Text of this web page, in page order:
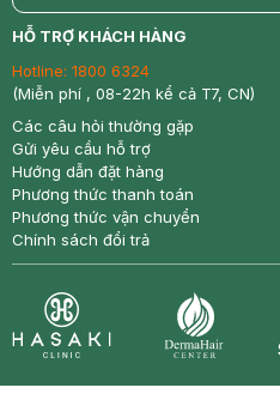
return nowfree
HỖ TRỢ KHÁCH HÀNG
Hotline: 1800 6324
(Miễn phí , 08-22h kể cả T7, CN)
Các câu hỏi thường gặp
Gửi yêu cầu hỗ trợ
Hướng dẫn đặt hàng
Phương thức thanh toán
Phương thức vận chuyển
Chính sách đổi trả